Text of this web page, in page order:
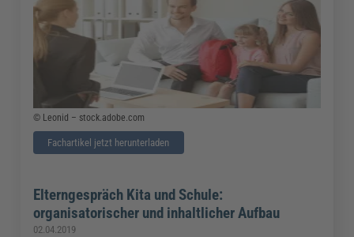
© Leonid – stock.adobe.com
Fachartikel jetzt herunterladen
Elterngespräch Kita und Schule:
organisatorischer und inhaltlicher Aufbau
02.04.2019